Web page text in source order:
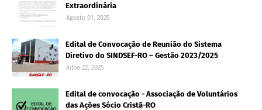
Extraordinária
Agosto 01, 2025
Edital de Convocação de Reunião do Sistema
Diretivo do SINDSEF-RO – Gestão 2023/2025
Julho 22, 2025
Edital de convocação - Associação de Voluntários
das Ações Sócio Cristã-RO